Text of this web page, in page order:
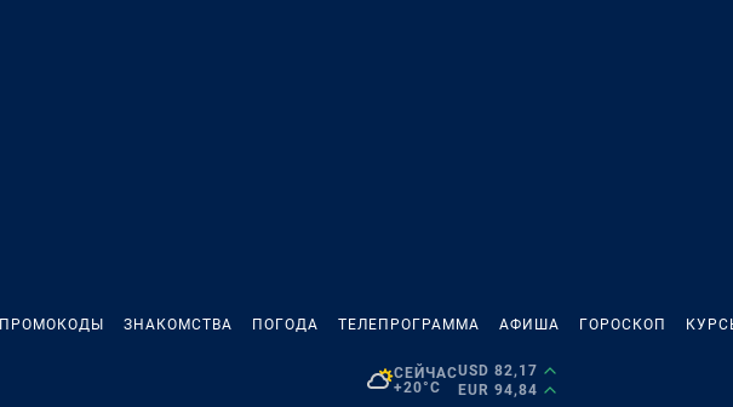
ПРОМОКОДЫ ЗНАКОМСТВА ПОГОДА ТЕЛЕПРОГРАММА АФИША ГОРОСКОП
СЕЙЧАС
+20°C
USD 82,17
EUR 94,84